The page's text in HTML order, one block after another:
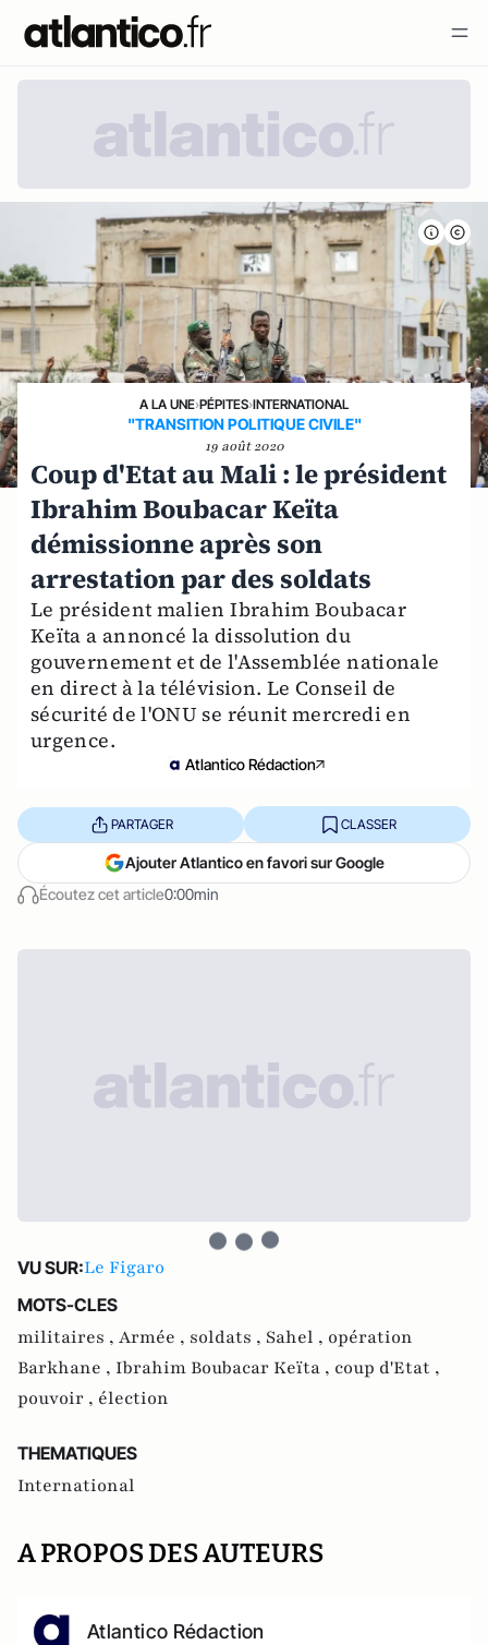
A LA UNE›PÉPITES›INTERNATIONAL
"TRANSITION POLITIQUE CIVILE"
19 août 2020
Coup d'Etat au Mali : le président
Ibrahim Boubacar Keïta
démissionne après son
arrestation par des soldats
Le président malien Ibrahim Boubacar
Keïta a annoncé la dissolution du
gouvernement et de l'Assemblée nationale
en direct à la télévision. Le Conseil de
sécurité de l'ONU se réunit mercredi en
urgence.
Atlantico Rédaction
Écoutez cet article0:00min
PARTAGER CLASSER
Ajouter Atlantico en favori sur Google
VU SUR:Le Figaro
MOTS-CLES
militaires , Armée , soldats , Sahel , opération
Barkhane , Ibrahim Boubacar Keïta , coup d'Etat ,
pouvoir , élection
THEMATIQUES
International
A PROPOS DES AUTEURS
Atlantico Rédaction